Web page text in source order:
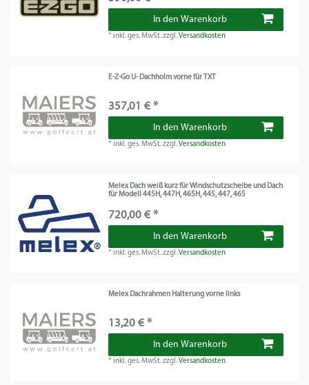
In den Warenkorb
*inkl. ges. MwSt.zzgl.Versandkosten
E-Z-Go U- Dachholm vorne für TXT
357,01 € *
In den Warenkorb
*inkl. ges. MwSt.zzgl.Versandkosten
Melex Dach weiß kurz für Windschutzscheibe und Dach
für Modell 445H, 447H, 465H, 445, 447, 465
720,00 € *
In den Warenkorb
*inkl. ges. MwSt.zzgl.Versandkosten
Melex Dachrahmen Halterung vorne links
13,20 € *
In den Warenkorb
*inkl. ges. MwSt.zzgl.Versandkosten